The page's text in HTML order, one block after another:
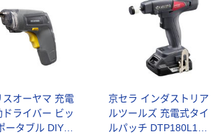
スオーヤマ 充電
ドライバー ビッ
ータブル DIY
京セラ インダストリア
ルツールズ 充電式タイ
ルパッチ DTP180L1